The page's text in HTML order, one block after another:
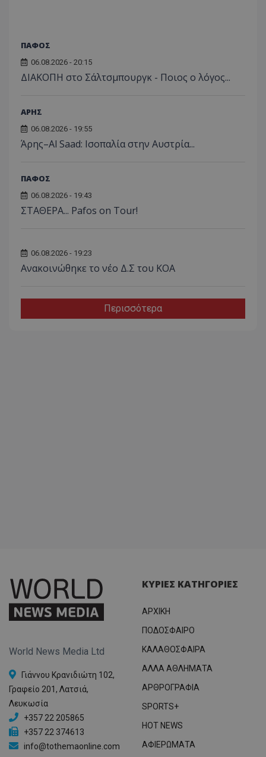
ΠΑΦΟΣ
06.08.2026 - 20:15
ΔΙΑΚΟΠΗ στο Σάλτσμπουργκ - Ποιος ο λόγος...
ΑΡΗΣ
06.08.2026 - 19:55
Άρης–Al Saad: Ισοπαλία στην Αυστρία...
ΠΑΦΟΣ
06.08.2026 - 19:43
ΣΤΑΘΕΡΑ... Pafos on Tour!
06.08.2026 - 19:23
Aνακοινώθηκε το νέο Δ.Σ του ΚΟΑ
Περισσότερα
World News Media Ltd
Γιάννου Κρανιδιώτη 102,
Γραφείο 201, Λατσιά,
Λευκωσία
+357 22 205865
+357 22 374613
info@tothemaonline.com
ΚΥΡΙΕΣ ΚΑΤΗΓΟΡΙΕΣ
ΑΡΧΙΚΗ
ΠΟΔΟΣΦΑΙΡΟ
ΚΑΛΑΘΟΣΦΑΙΡΑ
ΑΛΛΑ ΑΘΛΗΜΑΤΑ
ΑΡΘΡΟΓΡΑΦΙΑ
SPORTS+
HOT NEWS
ΑΦΙΕΡΩΜΑΤΑ